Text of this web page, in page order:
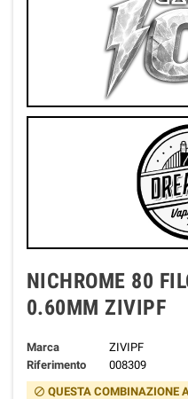
NICHROME 80
0.60MM ZIVIPF
Marca
ZIVIPF
Riferimento
008309
block QUESTA COMBINAZIONE